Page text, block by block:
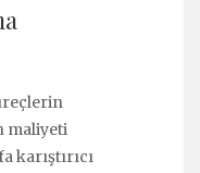
maliyeti
karıştırıcı